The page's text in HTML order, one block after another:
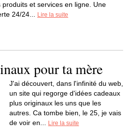
et services en ligne. Une
24/24...
Lire la suite
pour ta mère
J'ai découvert, dans l'infinité du web,
un site qui regorge d'idées cadeaux
plus originaux les uns que les
autres. Ca tombe bien, le 25, je vais
de voir en...
Lire la suite